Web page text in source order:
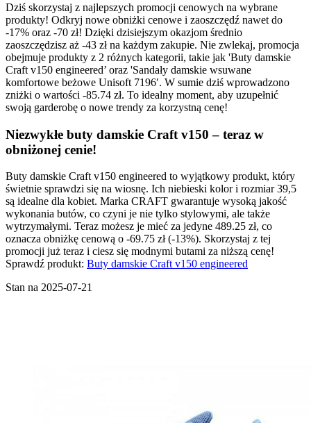
Dziś skorzystaj z najlepszych promocji cenowych na wybrane
produkty! Odkryj nowe obniżki cenowe i zaoszczędź nawet do
-17% oraz -70 zł! Dzięki dzisiejszym okazjom średnio
zaoszczędzisz aż -43 zł na każdym zakupie. Nie zwlekaj, promocja
obejmuje produkty z 2 różnych kategorii, takie jak 'Buty damskie
Craft v150 engineered’ oraz 'Sandały damskie wsuwane
komfortowe beżowe Unisoft 7196′. W sumie dziś wprowadzono
zniżki o wartości -85.74 zł. To idealny moment, aby uzupełnić
swoją garderobę o nowe trendy za korzystną cenę!
Niezwykłe buty damskie Craft v150 – teraz w
obniżonej cenie!
Buty damskie Craft v150 engineered to wyjątkowy produkt, który
świetnie sprawdzi się na wiosnę. Ich niebieski kolor i rozmiar 39,5
są idealne dla kobiet. Marka CRAFT gwarantuje wysoką jakość
wykonania butów, co czyni je nie tylko stylowymi, ale także
wytrzymałymi. Teraz możesz je mieć za jedyne 489.25 zł, co
oznacza obniżkę cenową o -69.75 zł (-13%). Skorzystaj z tej
promocji już teraz i ciesz się modnymi butami za niższą cenę!
Sprawdź produkt: Buty damskie Craft v150 engineered
Stan na 2025-07-21